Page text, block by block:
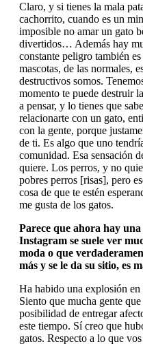
Claro, y si tienes la mala
cachorrito, cuando es un
imposible no amar un gato
divertidos… Además hay
constante peligro también
mascotas, de las normales,
destructivos somos.
momento te puede destruir
a pensar, y lo tienes que
relacionarte con un gato,
con la gente, porque
de ti. Es algo que uno
comunidad. Esa sensación
quiere. Los perros, y no
pobres perros [risas], pero
cosa de que te estén
me gusta de los gatos.
Parece que ahora hay
Instagram se suele ver
moda o que
más y se le da su sitio, es
Ha habido una explosión en
Siento que mucha gente
posibilidad de entregar
este tiempo. Sí creo que
gatos. Respecto a lo que